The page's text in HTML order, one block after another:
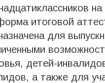
на
итоговой
для
детей-
а также для